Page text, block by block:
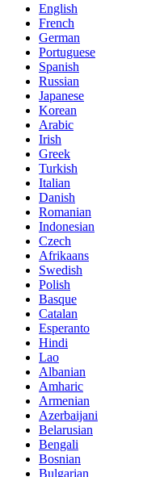
English
French
German
Portuguese
Spanish
Russian
Japanese
Korean
Arabic
Irish
Greek
Turkish
Italian
Danish
Romanian
Indonesian
Czech
Afrikaans
Swedish
Polish
Basque
Catalan
Esperanto
Hindi
Lao
Albanian
Amharic
Armenian
Azerbaijani
Belarusian
Bengali
Bosnian
Bulgarian